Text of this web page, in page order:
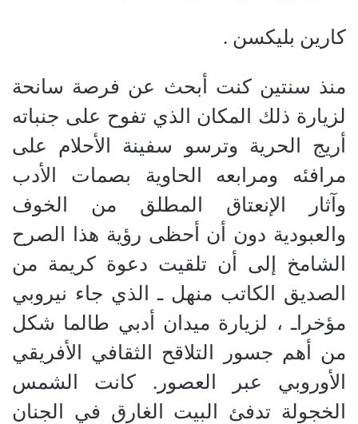
كارين بليكسن .
منذ سنتين كنت أبحث عن فرصة سانحة
لزيارة ذلك المكان الذي تفوح على جنباته
أريج الحرية وترسو سفينة الأحلام على
مرافئه ومرابعه الحاوية بصمات الأدب
وآثار الإنعتاق المطلق من الخوف
والعبودية دون أن أحظى رؤية هذا الصرح
الشامخ إلى أن تلقيت دعوة كريمة من
الصديق الكاتب منهل ـ الذي جاء نيروبي
مؤخراـ ، لزيارة ميدان أدبي طالما شكل
من أهم جسور التلاقح الثقافي الأفريقي
الأوروبي عبر العصور. كانت الشمس
الخجولة تدفئ البيت الغارق في الجنان